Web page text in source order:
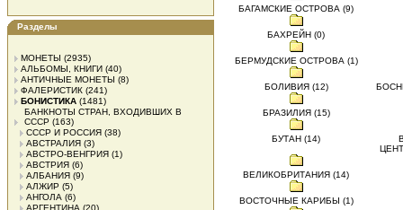
Разделы
МОНЕТЫ (2935)
АЛЬБОМЫ, КНИГИ (40)
АНТИЧНЫЕ МОНЕТЫ (8)
ФАЛЕРИСТИК (241)
БОНИСТИКА (1481)
БАНКНОТЫ СТРАН, ВХОДИВШИХ В
СССР (163)
СССР И РОССИЯ (38)
АВСТРАЛИЯ (3)
АВСТРО-ВЕНГРИЯ (1)
АВСТРИЯ (6)
АЛБАНИЯ (9)
АЛЖИР (5)
АНГОЛА (6)
АРГЕНТИНА (20)
БАГАМСКИЕ ОСТРОВА (9)
БАХРЕЙН (0)
БЕРМУДСКИЕ ОСТРОВА (1)
БОЛИВИЯ (12)
БРАЗИЛИЯ (15)
БУТАН (14)
ВЕЛИКОБРИТАНИЯ (14)
ВОСТОЧНЫЕ КАРИБЫ (1)